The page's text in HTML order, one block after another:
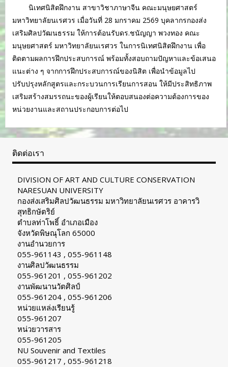
นิเทศนิสิตฝึกงาน สาขาวิชาภาษาจีน คณะมนุษยศาสตร์
มหาวิทยาลัยนเรศวร เมื่อวันที่ 28 มกราคม 2569 บุคลากรกองส่ง
เสริมศิลปวัฒนธรรม ให้การต้อนรับดร.ชนัญญา พวงทอง คณะ
มนุษยศาสตร์ มหาวิทยาลัยนเรศวร ในการนิเทศนิสิตฝึกงาน เพื่อ
ติดตามผลการฝึกประสบการณ์ พร้อมทั้งสอบถามปัญหาและข้อเสนอ
แนะต่าง ๆ จากการฝึกประสบการณ์ของนิสิต เพื่อนำข้อมูลไป
ปรับปรุงหลักสูตรและกระบวนการเรียนการสอน ให้มีประสิทธิภาพ
เสริมสร้างสมรรถนะของผู้เรียนให้ตอบสนองต่อความต้องการของ
หน่วยงานและสถานประกอบการต่อไป
ติดต่อเรา
DIVISION OF ART AND CULTURE CONSERVATION
NARESUAN UNIVERSITY
กองส่งเสริมศิลปวัฒนธรรม มหาวิทยาลัยนเรศวร อาคารวิ
สุทธิกษัตริย์
ตำบลท่าโพธิ์ อำเภอเมือง
จังหวัดพิษณุโลก 65000
งานอำนวยการ
055-961143 , 055-961148
งานศิลปวัฒนธรรม
055-961201 , 055-961202
งานพัฒนานวัตศิลป์
055-961204 , 055-961206
หน่วยแหล่งเรียนรู้
055-961207
หน่วยวารสาร
055-961205
NU Souvenir and Textiles
055-961217 , 055-961218